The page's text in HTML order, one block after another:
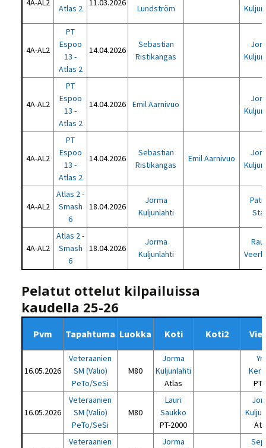
4A-AL2
Atlas 2
11.03.2026
Lundström
4A-AL2
PT
Espoo
13 -
Atlas 2
14.04.2026
Sebastian
Ristikangas
4A-AL2
PT
Espoo
13 -
Atlas 2
14.04.2026 Emil Aarnivuo
4A-AL2
PT
Espoo
13 -
Atlas 2
14.04.2026
Sebastian
Ristikangas
Emil Aarnivuo
4A-AL2
Atlas 2 -
Smash
6
18.04.2026
Jorma
Kuljunlahti
4A-AL2
Atlas 2 -
Smash
6
18.04.2026
Jorma
Kuljunlahti
Pelatut ottelut kilpailuissa
kaudella 25-26
Pvm Tapahtuma Luokka Koti Koti2
16.05.2026
Veteraanien
SM (Valio)
PeTo/SeSi
M80
Jorma
Kuljunlahti
Atlas
PT
16.05.2026
Veteraanien
SM (Valio)
PeTo/SeSi
M80
Lauri
Saukko
PT-2000
Veteraanien
Jorma